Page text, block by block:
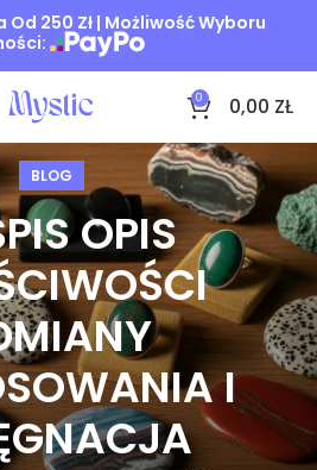
0 0,00 ZŁ
BLOG
OPIS
I
250 Zł | Możliwość Wyboru